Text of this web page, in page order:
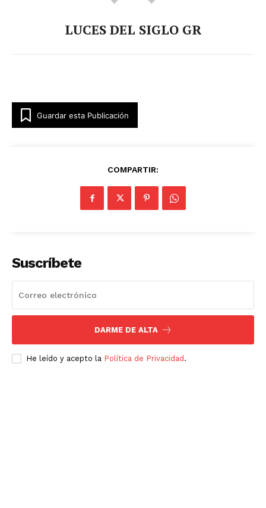
LUCES DEL SIGLO GR
Guardar esta Publicación
COMPARTIR:
Suscríbete
DARME DE ALTA
He leído y acepto la Política de Privacidad .